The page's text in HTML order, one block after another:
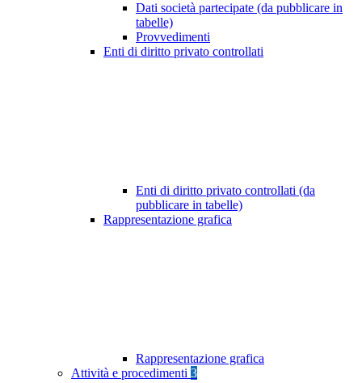
Dati società partecipate (da pubblicare in
tabelle)
Provvedimenti
Enti di diritto privato controllati
Enti di diritto privato controllati (da
pubblicare in tabelle)
Rappresentazione grafica
Rappresentazione grafica
Attività e procedimenti 3